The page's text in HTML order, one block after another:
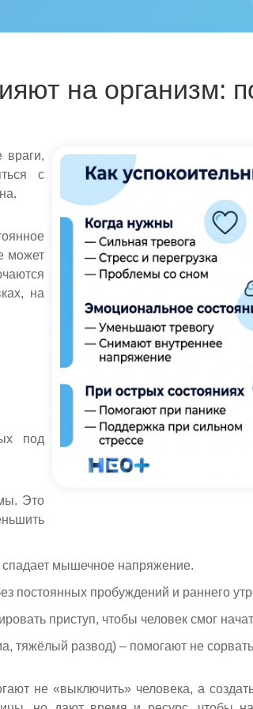
на организм:
враги,
с
может
на
под
Это
спадает мышечное напряжение.
постоянных пробуждений и раннего
приступ, чтобы человек смог
тяжёлый развод) – помогают не
не «выключить» человека, а